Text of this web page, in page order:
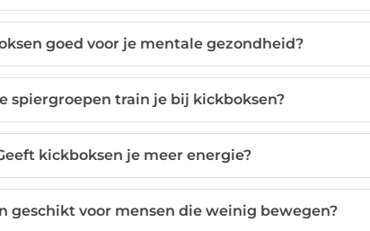
goed voor je mentale gezondheid?
spiergroepen train je bij kickboksen?
kickboksen je meer energie?
geschikt voor mensen die weinig bewegen?